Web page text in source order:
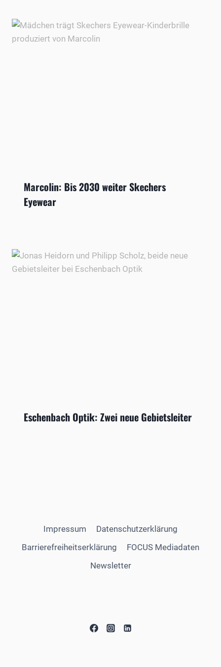
Marcolin: Bis 2030 weiter Skechers
Eyewear
Eschenbach Optik: Zwei neue Gebietsleiter
Impressum
Datenschutzerklärung
Barrierefreiheitserklärung
FOCUS Mediadaten
Newsletter